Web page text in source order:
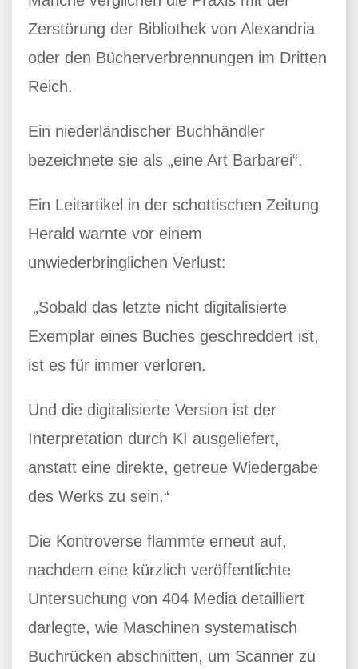
Zerstörung der Bibliothek von Alexandria
oder den Bücherverbrennungen im Dritten
Reich.
Ein niederländischer Buchhändler
bezeichnete sie als „eine Art Barbarei“.
Ein Leitartikel in der schottischen Zeitung
Herald warnte vor einem
unwiederbringlichen Verlust:
„Sobald das letzte nicht digitalisierte
Exemplar eines Buches geschreddert ist,
ist es für immer verloren.
Und die digitalisierte Version ist der
Interpretation durch KI ausgeliefert,
anstatt eine direkte, getreue Wiedergabe
des Werks zu sein.“
Die Kontroverse flammte erneut auf,
nachdem eine kürzlich veröffentlichte
Untersuchung von 404 Media detailliert
darlegte, wie Maschinen systematisch
Buchrücken abschnitten, um Scanner zu